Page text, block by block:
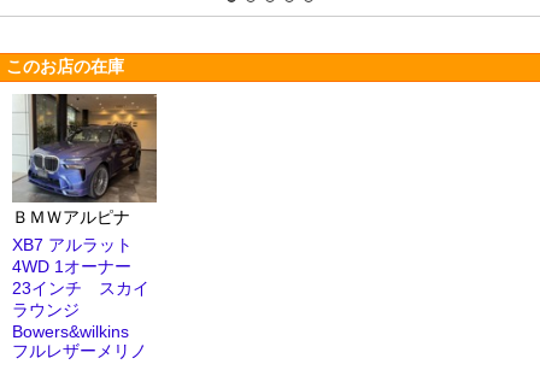
このお店の在庫
ＢＭＷアルピナ
XB7 アルラット
4WD 1オーナー
23インチ スカイ
ラウンジ
Bowers&wilkins
フルレザーメリノ